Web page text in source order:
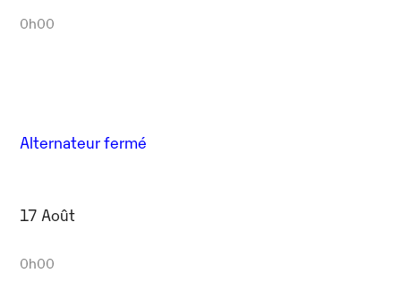
0h00
Alternateur fermé
17 Août
0h00